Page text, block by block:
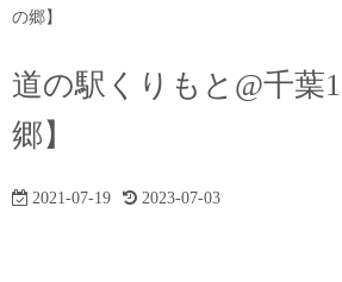
の郷】
道の駅くりもと@千葉
郷】
2021-07-19 2023-07-03